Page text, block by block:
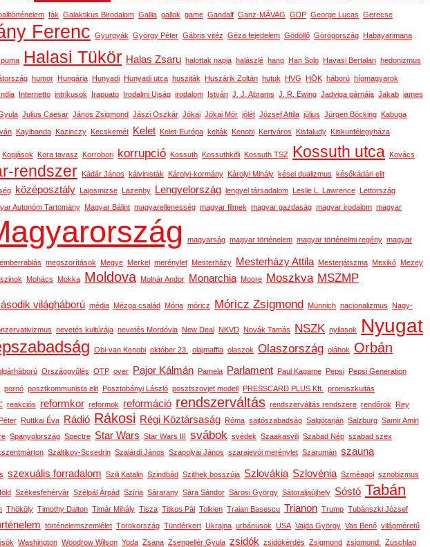
fák Galaktikus Birodalom Gallia gallok game Gandalf Ganz-MÁVAG GDP George Lucas Gerecse
Ferenc Gyurgyák György Péter Gábris vitéz Géza fejedelem Gödöllő Görögország Habayarimana
Halasi Tükör Halas Zsaru halottak napja halászlé hang Han Solo Havasi Bertalan hedonizmus
humor Hungária Hunyadi Hunyadi utca husziták Huszárik Zoltán hutuk HVG HÖK háború hígmagyarok
India Internetto intrikusok Irapuato Irodalmi Ujság irodalom István J. J. Abrams J. R. Ewing Jadviga párnája Jakab james
Julius Caesar János Zsigmond Jászi Oszkár Jókai Jókai Mór jólét József Attila július Jürgen Böcking Kabuga
Kayibanda Kazinczy Kecskemét Kelet Kelet-Európa kelták Kenobi Kertváros Kisfaludy Kiskunfélegyháza
Kopjások Kora tavasz Korrobori korrupció Kossuth Kossuthkifli Kossuth TSZ Kossuth utca Kovács
rendszer Kádár János kálvinisták Károlyi-kormány Károlyi Mihály kései dualizmus későkádári elit
középosztály Lajosmizse Lazenby Lengyelország lengyel társadalom Leslie L. Lawrence Lettország
Autonóm Tartomány Magyar Bálint magyarellenesség magyar filmek magyar gazdaság magyar irodalom magyar
magyarság magyar történelem magyar történelmi regény magyar
megszorítások Megye Merkel merénylet Mesterházy Mesterházy Attila Mesterjátszma Mexikó Mezey
Mohács Mokka Moldova Molnár Andor Monarchia Moore Moszkva MSZMP
világháború média Mézga család Mória móricz Móricz Zsigmond Münnich nacionalizmus Nagy-
nevetés kultúrája nevetés Mordóvia New Deal NKVD Novák Tamás NSZK nyilasok Nyugat
Obi-van Kenobi október 23. olajmaffia olaszok Olaszország oláhok Orbán
Országgyűlés OTP over Pajor Kálmán Pamela Parlament Paul Kagame Pepsi Pepsi Generation
pornó posztkommunista elit Posztobányi László posztszovjet modell PRESSCARD PLUS Kft.
promiszkuitás
reakciós reformkor reformok reformáció rendszerváltás rendszerváltás rendszere rendőrök Rey
Ruttkai Éva Rádió Rákosi Régi Köztársaság Róma sajtószabadság Salgótarján Salzburg Samir Amin
Spanyolország Spectre Star Wars Star Wars III svábok svédek Szaakasvili Szabad Nép szabad szex
Szaltikov-Scsedrin Szalárdi János Szapolyai János szarajevói merénylet Szarumán szauna
szexuális forradalom Szili Katalin Szindbád Szithek bosszúja Szlovákia Szlovénia Szméagol sznobizmus
Székesfehérvár Szélpál Árpád Szíria Sárarany Sára Sándor Sárosi György Sátoraljaújhely Sóstó Tabán
Thököly Timothy Dalton Timár Mihály Tisza Titkos Pál Tolkien Traian Basescu Trianon Trump Tubánszki József
történelemszemlélet Törökország Tündérkert Ukrajna urbánusok USA Vajda György Vas Benő világméretű
Washington Woodrow Wilson Yoda Zsana Zsengellér Gyula zsidók zsidókérdés Zsigmond zsigmond: Zuschlag